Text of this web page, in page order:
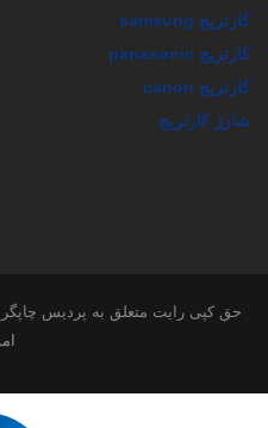
کارتریج samsung
کارتریج panasonic
کارتریج canon
شارژ کارتریج
حق کپی رایت متعلق به پردیس